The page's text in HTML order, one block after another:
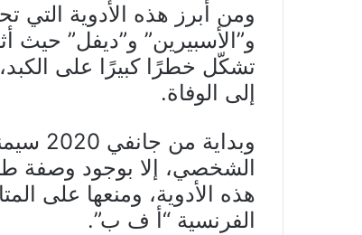
ومن أبرز هذه الأدوية التي
و”الأسبيرين” و”ديفل” حيث
تشكّل خطرًا كبيرًا على
إلى الوفاة.
الشخصي، إلا بوجود وصفة
هذه الأدوية، ومنعها على
الفرنسية “أ ف ب”.